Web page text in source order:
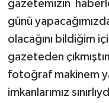
gazetemizin
günü
olacağını bildiğim
gazeteden
fotoğraf makinem
imkanlarımız